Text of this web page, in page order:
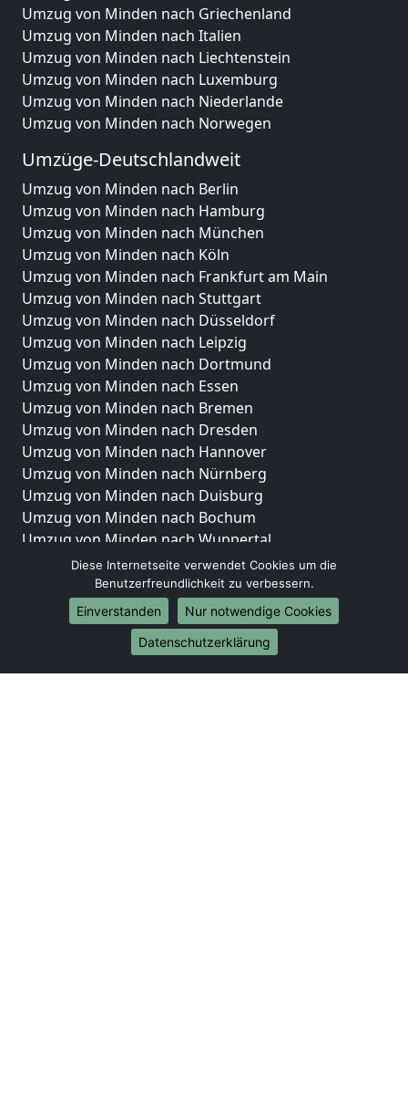
Umzug von Minden nach Griechenland
Umzug von Minden nach Italien
Umzug von Minden nach Liechtenstein
Umzug von Minden nach Luxemburg
Umzug von Minden nach Niederlande
Umzug von Minden nach Norwegen
Umzüge-Deutschlandweit
Umzug von Minden nach Berlin
Umzug von Minden nach Hamburg
Umzug von Minden nach München
Umzug von Minden nach Köln
Umzug von Minden nach Frankfurt am Main
Umzug von Minden nach Stuttgart
Umzug von Minden nach Düsseldorf
Umzug von Minden nach Leipzig
Umzug von Minden nach Dortmund
Umzug von Minden nach Essen
Umzug von Minden nach Bremen
Umzug von Minden nach Dresden
Umzug von Minden nach Hannover
Umzug von Minden nach Nürnberg
Umzug von Minden nach Duisburg
Umzug von Minden nach Bochum
Umzug von Minden nach Wuppertal
Umzug von Minden nach Bielefeld
Umzug von Minden nach Bonn
Umzug von Minden nach Münster
Internationale-Umzüge
Umzug von Minden nach Brasilien
Diese Internetseite verwendet Cookies um die
Benutzerfreundlichkeit zu verbessern.
Einverstanden
Nur notwendige Cookies
Datenschutzerklärung